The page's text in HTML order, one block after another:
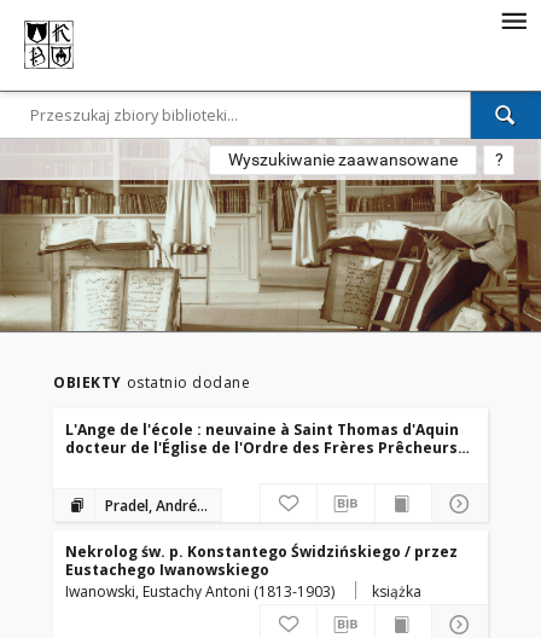
Wyszukiwanie zaawansowane ?
OBIEKTY ostatnio dodane
L'Ange de l'école : neuvaine à Saint Thomas d'Aquin
docteur de l'Église de l'Ordre des Frères Prêcheurs /
Pradel, André (1822-1906)
Nekrolog św. p. Konstantego Świdzińskiego / przez
Eustachego Iwanowskiego
Iwanowski, Eustachy Antoni (1813-1903)
książka